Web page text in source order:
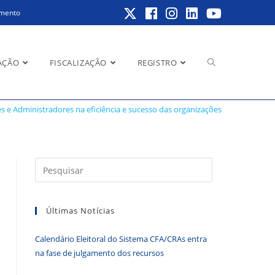
FISCALIZAÇÃO REGISTRO Alternar
do
das organizações
e Administradores na eficiência e sucesso das organizações
a
Últimas Notícias
Calendário Eleitoral do Sistema CFA/CRAs entra
na fase de julgamento dos recursos